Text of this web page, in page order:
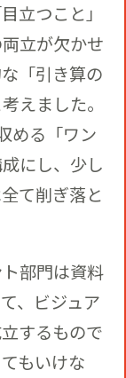
立つこと」
立が欠かせ
「引き算の
えました。
める「ワン
にし、少し
て削ぎ落と
部門は資料
、ビジュア
するもので
もいけな